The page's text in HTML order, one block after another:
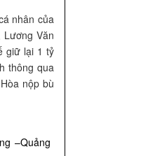
nhân của
Lương Văn
giữ lại 1 tỷ
thông qua
nộp bù